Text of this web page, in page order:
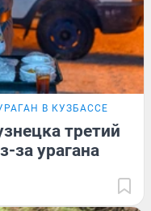
В КУЗБАССЕ
третий
за урагана